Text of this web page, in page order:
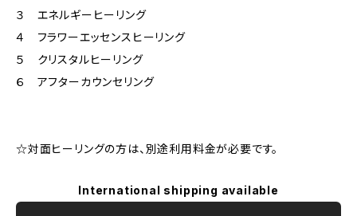
３ エネルギーヒーリング
４ フラワーエッセンスヒーリング
５ クリスタルヒーリング
６ アフターカウンセリング
☆対面ヒーリングの方は、別途利用料金が必要です。
International shipping available